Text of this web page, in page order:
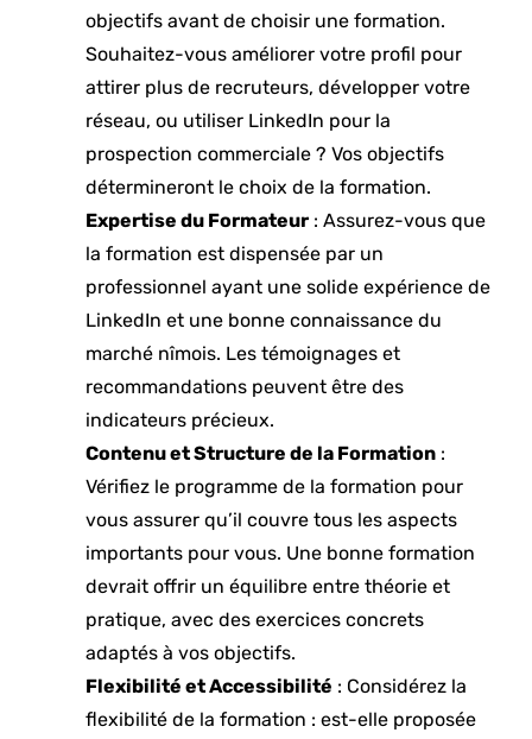
objectifs avant de choisir une formation.
Souhaitez-vous améliorer votre profil pour
attirer plus de recruteurs, développer votre
réseau, ou utiliser LinkedIn pour la
prospection commerciale ? Vos objectifs
détermineront le choix de la formation.
Expertise du Formateur : Assurez-vous que
la formation est dispensée par un
professionnel ayant une solide expérience de
LinkedIn et une bonne connaissance du
marché nîmois. Les témoignages et
recommandations peuvent être des
indicateurs précieux.
Contenu et Structure de la Formation :
Vérifiez le programme de la formation pour
vous assurer qu’il couvre tous les aspects
importants pour vous. Une bonne formation
devrait offrir un équilibre entre théorie et
pratique, avec des exercices concrets
adaptés à vos objectifs.
Flexibilité et Accessibilité : Considérez la
flexibilité de la formation : est-elle proposée